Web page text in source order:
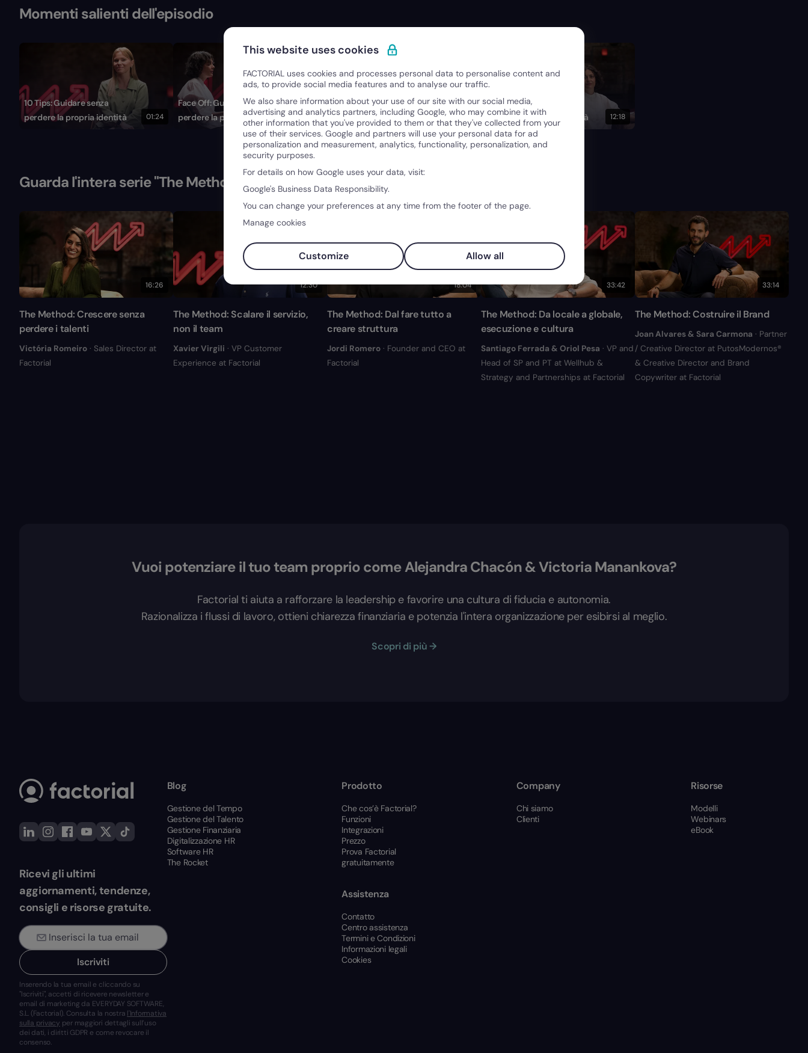
Momenti salienti dell'episodio
01:24
10 Tips: Guidare senza
perdere la propria identità
15:35
Face Off: Guidare senza
perdere la propria identità
03:02
Under 2: Guidare senza
perdere la propria identità
12:18
The Fact: Guidare senza
perdere la propria identità
Guarda l'intera serie "The Method"
16:26
The Method: Crescere senza
perdere i talenti
Victória Romeiro · Sales Director at
Factorial
12:30
The Method: Scalare il servizio,
non il team
Xavier Virgili · VP Customer
Experience at Factorial
18:04
The Method: Dal fare tutto a
creare struttura
Jordi Romero · Founder and CEO at
Factorial
33:42
The Method: Da locale a globale,
esecuzione e cultura
Santiago Ferrada & Oriol Pesa · VP and
Head of SP and PT at Wellhub &
Strategy and Partnerships at Factorial
33:14
The Method: Costruire il Brand
Joan Alvares & Sara Carmona · Partner
/ Creative Director at PutosModernos®
& Creative Director and Brand
Copywriter at Factorial
Vuoi potenziare il tuo team proprio come Alejandra Chacón & Victoria Manankova?
Factorial ti aiuta a rafforzare la leadership e favorire una cultura di fiducia e autonomia.
Razionalizza i flussi di lavoro, ottieni chiarezza finanziaria e potenzia l'intera organizzazione per esibirsi al meglio.
Scopri di più →
Ricevi gli ultimi
aggiornamenti, tendenze,
consigli e risorse gratuite.
Iscriviti
Inserendo la tua email e cliccando su
"Iscriviti", accetti di ricevere newsletter e
email di marketing da EVERYDAY SOFTWARE,
S.L. (Factorial). Consulta la nostra l'Informativa
sulla privacy per maggiori dettagli sull’uso
dei dati, i diritti GDPR e come revocare il
consenso.
Blog
Gestione del Tempo
Gestione del Talento
Gestione Finanziaria
Digitalizzazione HR
Software HR
The Rocket
Prodotto
Che cos’è Factorial?
Funzioni
Integrazioni
Prezzo
Prova Factorial
gratuitamente
Company
Chi siamo
Clienti
Risorse
Modelli
Webinars
eBook
Assistenza
Contatto
Centro assistenza
Termini e Condizioni
Informazioni legali
Cookies
This website uses cookies
FACTORIAL uses cookies and processes personal data to personalise content and
ads, to provide social media features and to analyse our traffic.
We also share information about your use of our site with our social media,
advertising and analytics partners, including Google, who may combine it with
other information that you've provided to them or that they've collected from your
use of their services. Google and partners will use your personal data for ad
personalization and measurement, analytics, functionality, personalization, and
security purposes.
For details on how Google uses your data, visit:
Google's Business Data Responsibility.
You can change your preferences at any time from the footer of the page.
Manage cookies
Customize Allow all